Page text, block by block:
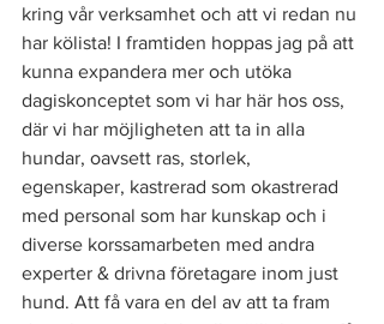
kring vår verksamhet och att vi redan nu
har kölista! I framtiden hoppas jag på att
kunna expandera mer och utöka
dagiskonceptet som vi har här hos oss,
där vi har möjligheten att ta in alla
hundar, oavsett ras, storlek,
egenskaper, kastrerad som okastrerad
med personal som har kunskap och i
diverse korssamarbeten med andra
experter & drivna företagare inom just
hund. Att få vara en del av att ta fram